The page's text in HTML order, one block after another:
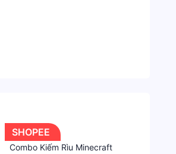
SHOPEE
Combo Kiếm Rìu Minecraft